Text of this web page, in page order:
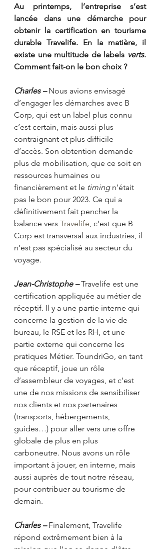
Au printemps, l’entreprise s’est
lancée dans une démarche pour
obtenir la certification en tourisme
durable Travelife. En la matière, il
existe une multitude de labels verts.
Comment fait-on le bon choix ?
Charles – Nous avions envisagé
d’engager les démarches avec B
Corp, qui est un label plus connu
c’est certain, mais aussi plus
contraignant et plus difficile
d’accès. Son obtention demande
plus de mobilisation, que ce soit en
ressources humaines ou
financièrement et le timing n’était
pas le bon pour 2023. Ce qui a
définitivement fait pencher la
balance vers Travelife, c’est que B
Corp est transversal aux industries, il
n’est pas spécialisé au secteur du
voyage.
Jean-Christophe – Travelife est une
certification appliquée au métier de
réceptif. Il y a une partie interne qui
concerne la gestion de la vie de
bureau, le RSE et les RH, et une
partie externe qui concerne les
pratiques Métier. ToundriGo, en tant
que réceptif, joue un rôle
d’assembleur de voyages, et c’est
une de nos missions de sensibiliser
nos clients et nos partenaires
(transports, hébergements,
guides…) pour aller vers une offre
globale de plus en plus
carboneutre. Nous avons un rôle
important à jouer, en interne, mais
aussi auprès de tout notre réseau,
pour contribuer au tourisme de
demain.
Charles – Finalement, Travelife
répond extrêmement bien à la